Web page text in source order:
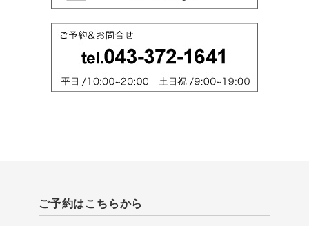
ご予約はこちらから